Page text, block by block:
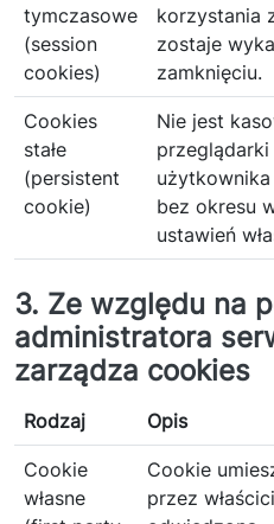
tymczasowe
(session
cookies)
korzystania
zostaje
zamknięciu.
Cookies
stałe
(persistent
cookie)
Nie jest
bez okresu
ustawień
3. Ze względu na
administratora
zarządza cookies
Rodzaj Opis
Cookie
własne
Cookie
przez